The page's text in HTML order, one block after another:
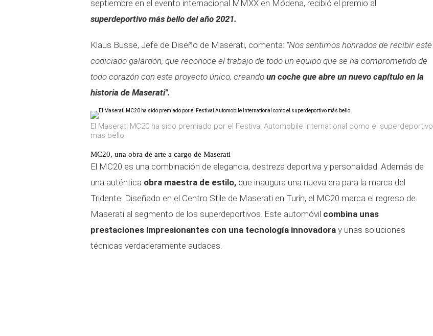
septiembre en el evento internacional MMXX en Módena, recibió el premio al
superdeportivo más bello del año 2021.
Klaus Busse, Jefe de Diseño de Maserati, comenta: "Nos sentimos honrados de recibir este
codiciado galardón, que reconoce el trabajo de todo un equipo que se ha comprometido de
todo corazón con este proyecto único, creando un coche que abre un nuevo capítulo en la
historia de Maserati".
El Maserati MC20 ha sido premiado por el Festival Automobile International como el superdeportivo
más bello
MC20, una obra de arte a cargo de Maserati
El MC20 es una combinación de elegancia, destreza deportiva y personalidad. Además de
una auténtica obra maestra de estilo, que inaugura una nueva era para la marca del
Tridente. Diseñado en el Centro Stile de Maserati en Turín, el MC20 marca el regreso de
Maserati al segmento de los superdeportivos. Este automóvil combina unas
prestaciones impresionantes con una tecnología innovadora y unas soluciones
técnicas verdaderamente audaces.